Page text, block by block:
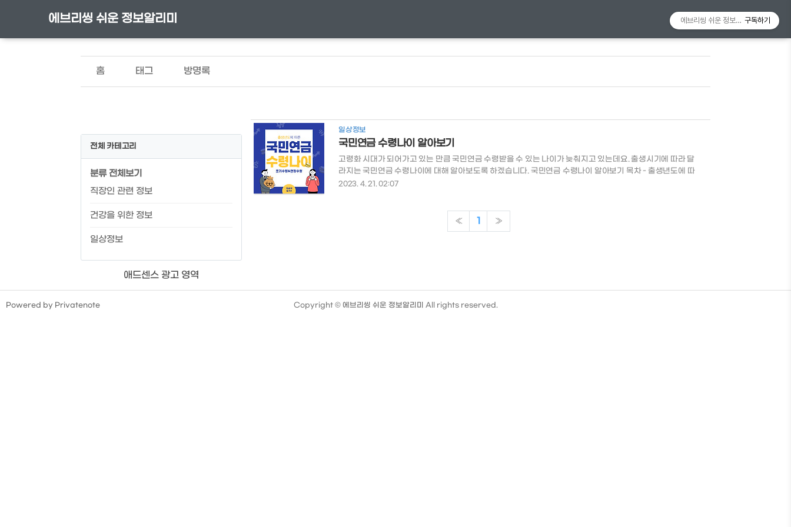
에브리씽 쉬운 정보알리미
홈 태그 방명록
일상정보
국민연금 수령나이 알아보기
고령화 시대가 되어가고 있는 만큼 국민연금 수령받을 수 있는 나이가 늦춰지고 있는데요. 출생시기에 따라 달
라지는 국민연금 수령나이에 대해 알아보도록 하겠습니다. 국민연금 수령나이 알아보기 목차 - 출생년도에 따
른 국민연금 수령시기 - 조기노령연금 수령시기 - 연기연금제도 수령시기 출생년도에 따른 국민연금 수령시기
세 부터 2060년에는 국민연금이 소진된다는 말이 있어 한동안 논란이 되었습니다. 하지만 국민연금공단의 입
장에 따르면 국민연금이 안정적이..
2023. 4. 21. 02:07
« 1 »
전체 카테고리
분류 전체보기
직장인 관련 정보
건강을 위한 정보
일상정보
애드센스 광고 영역
Powered by Privatenote Copyright © 에브리씽 쉬운 정보알리미 All rights reserved.
TistoryWhaleSkin3.4
에브리씽 쉬운 정보알리미구독하기